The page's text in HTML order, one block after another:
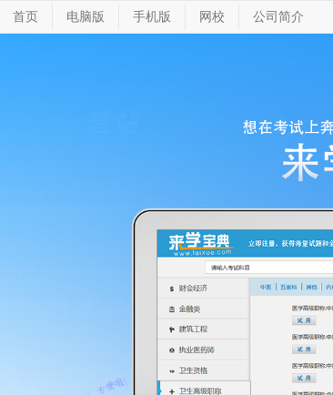
首页 电脑版 手机版 网校 公司简介